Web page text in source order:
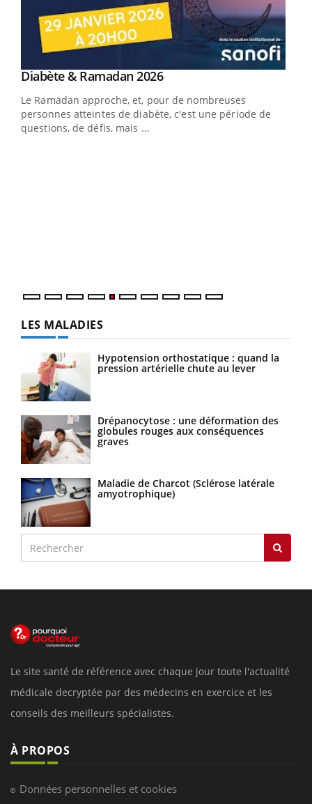
Youtube
Diabète & Ramadan 2026Youtube
Le Ramadan approche, et, pour de nombreuses
personnes atteintes de diabète, c'est une période de
questions, de défis, mais ...
LES MALADIES
Hypotension orthostatique : quand la
pression artérielle chute au lever
Drépanocytose : une déformation des
globules rouges aux conséquences
graves
Maladie de Charcot (Sclérose latérale
amyotrophique)
Le site santé de référence avec chaque jour toute l'actualité
médicale decryptée par des médecins en exercice et les
conseils des meilleurs spécialistes.
À PROPOS
Données personnelles et cookies